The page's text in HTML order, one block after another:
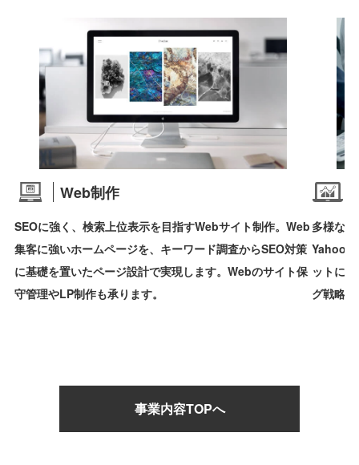
Web制作
SEOに強く、検索上位表示を目指すWebサイト制作。Web
集客に強いホームページを、キーワード調査からSEO対策
に基礎を置いたページ設計で実現します。Webのサイト保
守管理やLP制作も承ります。
多様な
Yahoo
ットに
グ戦略
事業内容TOPへ